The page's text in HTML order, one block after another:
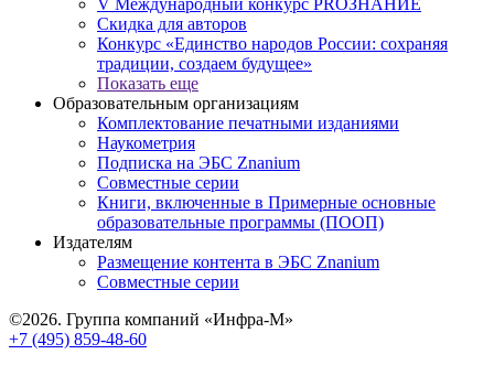
Скидка для авторов
Конкурс «Единство народов России: сохраняя
традиции, создаем будущее»
Показать еще
Образовательным организациям
Комплектование печатными изданиями
Наукометрия
Подписка на ЭБС Znanium
Совместные серии
Книги, включенные в Примерные основные
образовательные программы (ПООП)
Издателям
Размещение контента в ЭБС Znanium
Совместные серии
©2026. Группа компаний «Инфра-М»
+7 (495) 859-48-60